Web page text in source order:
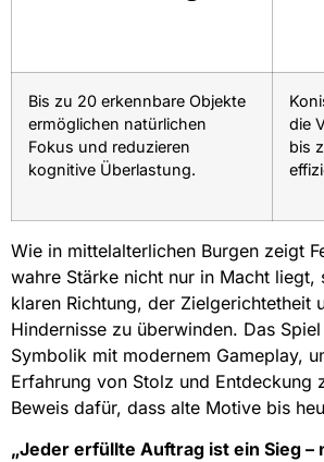
Bis zu 20 erkennbare Objekte
ermöglichen natürlichen
Fokus und reduzieren
kognitive Überlastung.
die
bis
Wie in mittelalterlichen Burgen zeigt
wahre Stärke nicht nur in Macht liegt,
klaren Richtung, der Zielgerichtetheit
Hindernisse zu überwinden. Das
Symbolik mit modernem Gameplay,
Erfahrung von Stolz und Entdeckung
Beweis dafür, dass alte Motive bis
„Jeder erfüllte Auftrag ist ein Sieg –